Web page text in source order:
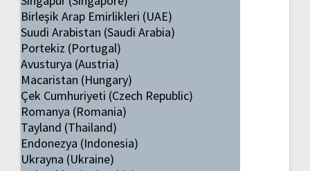
Birleşik Arap Emirlikleri (UAE)
Suudi Arabistan (Saudi Arabia)
Portekiz (Portugal)
Avusturya (Austria)
Macaristan (Hungary)
Çek Cumhuriyeti (Czech Republic)
Romanya (Romania)
Tayland (Thailand)
Endonezya (Indonesia)
Ukrayna (Ukraine)